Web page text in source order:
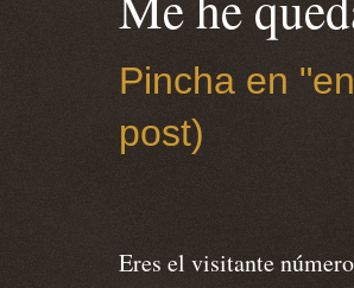
Pincha en
post)
Eres el visitante